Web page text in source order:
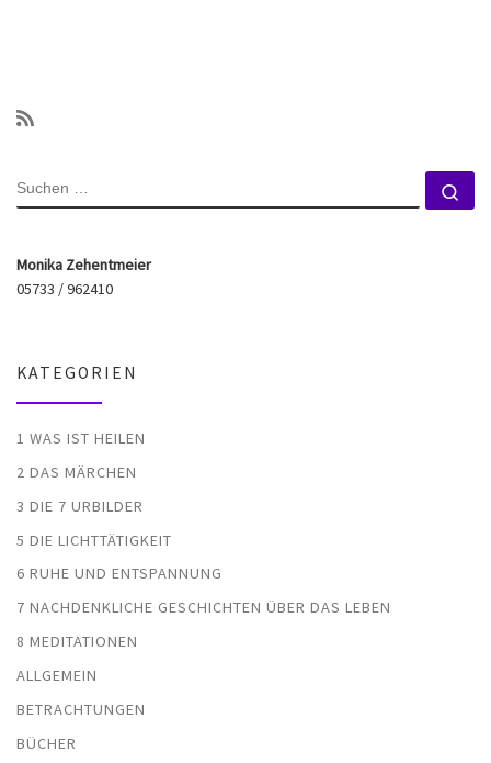
SUCHE
Monika Zehentmeier
05733 / 962410
KATEGORIEN
1 WAS IST HEILEN
2 DAS MÄRCHEN
3 DIE 7 URBILDER
5 DIE LICHTTÄTIGKEIT
6 RUHE UND ENTSPANNUNG
7 NACHDENKLICHE GESCHICHTEN ÜBER DAS LEBEN
8 MEDITATIONEN
ALLGEMEIN
BETRACHTUNGEN
BÜCHER